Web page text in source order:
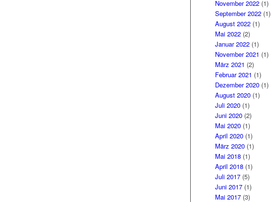
November 2022 (1)
September 2022 (1)
August 2022 (1)
Mai 2022 (2)
Januar 2022 (1)
November 2021 (1)
März 2021 (2)
Februar 2021 (1)
Dezember 2020 (1)
August 2020 (1)
Juli 2020 (1)
Juni 2020 (2)
Mai 2020 (1)
April 2020 (1)
März 2020 (1)
Mai 2018 (1)
April 2018 (1)
Juli 2017 (5)
Juni 2017 (1)
Mai 2017 (3)